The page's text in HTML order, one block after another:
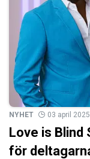
NYHET 03 april 2025
Love is Blind
för